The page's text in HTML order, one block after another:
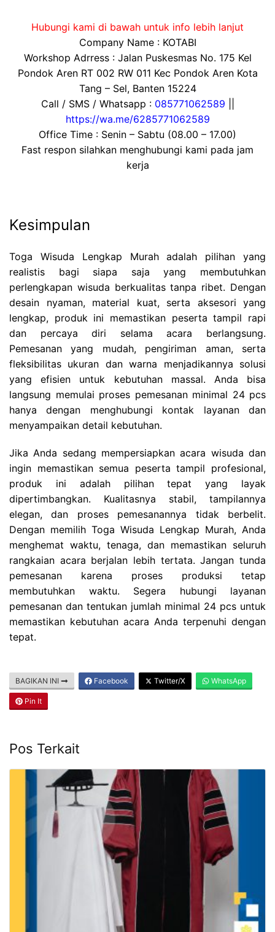
Hubungi kami di bawah untuk info lebih lanjut
Company Name : KOTABI
Workshop Adrress : Jalan Puskesmas No. 175 Kel
Pondok Aren RT 002 RW 011 Kec Pondok Aren Kota
Tang – Sel, Banten 15224
Call / SMS / Whatsapp : 085771062589
https://wa.me/6285771062589
Office Time : Senin – Sabtu (08.00 – 17.00)
Fast respon silahkan menghubungi kami pada jam
kerja
Kesimpulan
Toga Wisuda Lengkap Murah adalah pilihan yang
realistis bagi siapa saja yang membutuhkan
perlengkapan wisuda berkualitas tanpa ribet. Dengan
desain nyaman, material kuat, serta aksesori yang
lengkap, produk ini memastikan peserta tampil rapi
dan percaya diri selama acara berlangsung.
Pemesanan yang mudah, pengiriman aman, serta
fleksibilitas ukuran dan warna menjadikannya solusi
yang efisien untuk kebutuhan massal. Anda bisa
langsung memulai proses pemesanan minimal 24 pcs
hanya dengan menghubungi kontak layanan dan
menyampaikan detail kebutuhan.
Jika Anda sedang mempersiapkan acara wisuda dan
ingin memastikan semua peserta tampil profesional,
produk ini adalah pilihan tepat yang layak
dipertimbangkan. Kualitasnya stabil, tampilannya
elegan, dan proses pemesanannya tidak berbelit.
Dengan memilih Toga Wisuda Lengkap Murah, Anda
menghemat waktu, tenaga, dan memastikan seluruh
rangkaian acara berjalan lebih tertata. Jangan tunda
pemesanan karena proses produksi tetap
membutuhkan waktu. Segera hubungi layanan
pemesanan dan tentukan jumlah minimal 24 pcs untuk
memastikan kebutuhan acara Anda terpenuhi dengan
tepat.
BAGIKAN INI Facebook Twitter/X WhatsApp
Pin It
Pos Terkait